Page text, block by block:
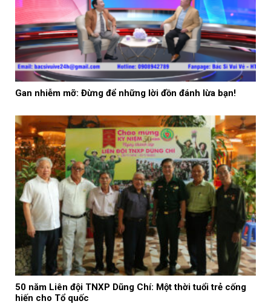
Gan nhiễm mỡ: Đừng để những lời đồn đánh lừa bạn!
50 năm Liên đội TNXP Dũng Chí: Một thời tuổi trẻ cống
hiến cho Tổ quốc